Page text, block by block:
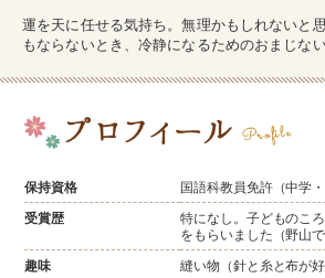
運を天に任せる気持ち。無理かもしれないと
もならないとき、冷静になるためのおまじない
保持資格 国語科教員免許（中学
受賞歴
特になし。子どものこ
をもらいました（野山
趣味 縫い物（針と糸と布が好